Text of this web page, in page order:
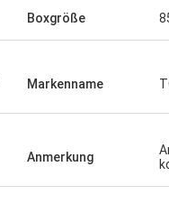
Boxgröße
Markenname
Anmerkung